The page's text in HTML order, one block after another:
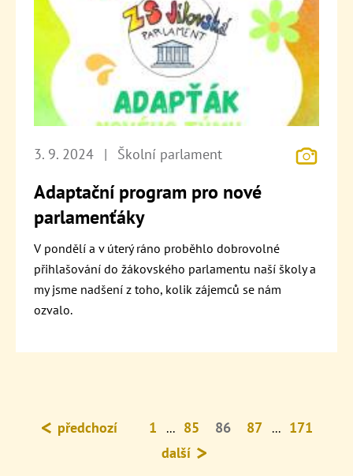
3. 9. 2024 | Školní parlament
Adaptační program pro nové
parlamenťáky
V pondělí a v úterý ráno proběhlo dobrovolné
přihlašování do žákovského parlamentu naší školy a
my jsme nadšení z toho, kolik zájemců se nám
ozvalo.
předchozí 1 ... 85 86 87 ...
171
další